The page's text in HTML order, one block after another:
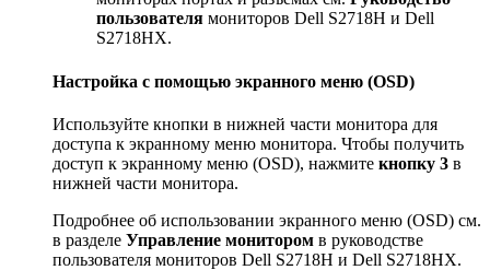
пользователя мониторов Dell S2718H и Dell
S2718HX.
Настройка с помощью экранного меню (OSD)
Используйте кнопки в нижней части монитора для
доступа к экранному меню монитора. Чтобы получить
доступ к экранному меню (OSD), нажмите кнопку 3 в
нижней части монитора.
Подробнее об использовании экранного меню (OSD) см.
в разделе Управление монитором в руководстве
пользователя мониторов Dell S2718H и Dell S2718HX.